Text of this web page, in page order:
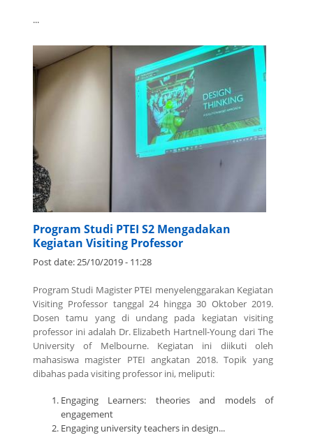
...
Program Studi PTEI S2 Mengadakan
Kegiatan Visiting Professor
Post date:25/10/2019 - 11:28
Program Studi Magister PTEI menyelenggarakan Kegiatan
Visiting Professor tanggal 24 hingga 30 Oktober 2019.
Dosen tamu yang di undang pada kegiatan visiting
professor ini adalah Dr. Elizabeth Hartnell-Young dari The
University of Melbourne. Kegiatan ini diikuti oleh
mahasiswa magister PTEI angkatan 2018. Topik yang
dibahas pada visiting professor ini, meliputi:
Engaging Learners: theories and models of
engagement
Engaging university teachers in design...